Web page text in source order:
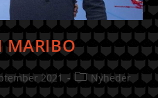
MARIBO
2021 Nyheder